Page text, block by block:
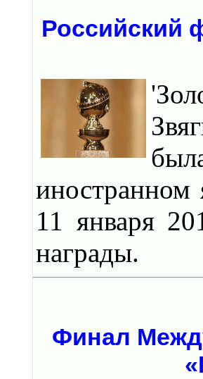
Российский
иностранном
11 января
награды.
Финал